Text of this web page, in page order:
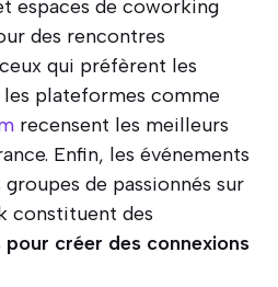
espaces de coworking
des rencontres
qui préfèrent les
plateformes comme
recensent les meilleurs
Enfin, les événements
de passionnés sur
constituent des
créer des connexions